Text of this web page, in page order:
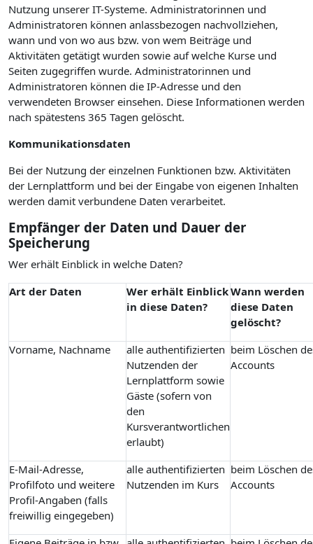
Nutzung unserer IT-Systeme. Administratorinnen und
Administratoren können anlassbezogen nachvollziehen,
wann und von wo aus bzw. von wem Beiträge und
Aktivitäten getätigt wurden sowie auf welche Kurse und
Seiten zugegriffen wurde. Administratorinnen und
Administratoren können die IP-Adresse und den
verwendeten Browser einsehen. Diese Informationen werden
nach spätestens 365 Tagen gelöscht.
Kommunikationsdaten
Bei der Nutzung der einzelnen Funktionen bzw. Aktivitäten
der Lernplattform und bei der Eingabe von eigenen Inhalten
werden damit verbundene Daten verarbeitet.
Empfänger der Daten und Dauer der
Speicherung
Wer erhält Einblick in welche Daten?
Art der Daten
Wer erhält Einblick
in diese Daten?
Wann werden
diese Daten
gelöscht?
Vorname, Nachname
alle authentifizierten
Nutzenden der
Lernplattform sowie
Gäste (sofern von
den
Kursverantwortlichen
erlaubt)
beim Löschen
Accounts
E-Mail-Adresse,
Profilfoto und weitere
Profil-Angaben (falls
freiwillig eingegeben)
alle authentifizierten
Nutzenden im Kurs
beim Löschen
Accounts